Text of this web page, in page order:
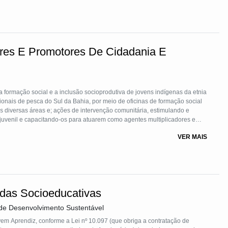
E Promotores De Cidadania E
formação social e a inclusão socioprodutiva de jovens indígenas da etnia
de pesca do Sul da Bahia, por meio de oficinas de formação social
diversas áreas e; ações de intervenção comunitária, estimulando e
e capacitando-os para atuarem como agentes multiplicadores e
pesca de 10 municípios baianos, como estratégia de mitigação de
as iniciativas fizeram o uso de metodologias interativas e
e cujas atividades tiveram por suporte o conhecimento da realidade, a
VER MAIS
Socioeducativas
Desenvolvimento Sustentável
Aprendiz, conforme a Lei nº 10.097 (que obriga a contratação de